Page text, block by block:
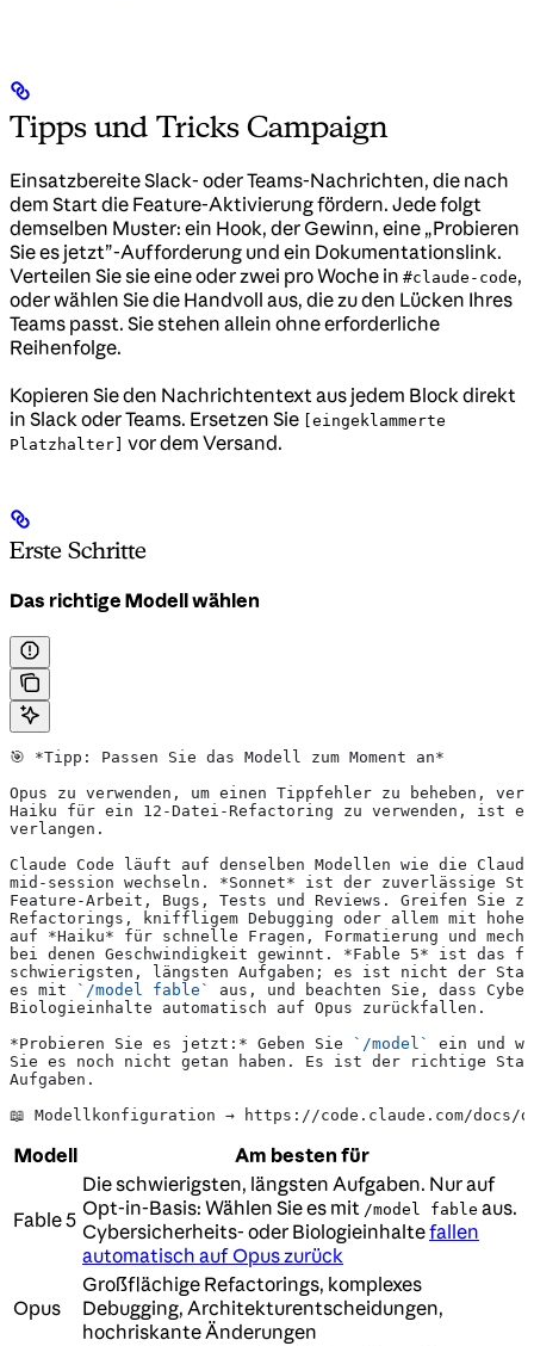
Tipps und Tricks Campaign
Einsatzbereite Slack- oder Teams-Nachrichten, die nach
dem Start die Feature-Aktivierung fördern. Jede folgt
demselben Muster: ein Hook, der Gewinn, eine „Probieren
Sie es jetzt”-Aufforderung und ein Dokumentationslink.
Verteilen Sie sie eine oder zwei pro Woche in #claude-code,
oder wählen Sie die Handvoll aus, die zu den Lücken Ihres
Teams passt. Sie stehen allein ohne erforderliche
Reihenfolge.
Kopieren Sie den Nachrichtentext aus jedem Block direkt
in Slack oder Teams. Ersetzen Sie
[eingeklammerte
Platzhalter]
vor dem Versand.
Erste Schritte
Das richtige Modell wählen
🎯 *Tipp: Passen Sie das Modell zum Moment an*
Opus zu verwenden, um einen Tippfehler zu beheben,
Haiku für ein 12-Datei-Refactoring zu verwenden, ist
verlangen.
Claude Code läuft auf denselben Modellen wie die
mid-session wechseln. *Sonnet* ist der zuverlässige
Feature-Arbeit, Bugs, Tests und Reviews. Greifen Sie
Refactorings, kniffligem Debugging oder allem mit
auf *Haiku* für schnelle Fragen, Formatierung und
bei denen Geschwindigkeit gewinnt. *Fable 5* ist das
schwierigsten, längsten Aufgaben; es ist nicht der
es mit
`/model fable`
aus, und beachten Sie, dass
Biologieinhalte automatisch auf Opus zurückfallen.
*Probieren Sie es jetzt:* Geben Sie `/model`
ein und
Sie es noch nicht getan haben. Es ist der richtige
Aufgaben.
📖 Modellkonfiguration → https://code.claude.com/docs/
Modell Am besten für
Fable 5
Die schwierigsten, längsten Aufgaben. Nur auf
Opt-in-Basis: Wählen Sie es mit /model fable aus.
Cybersicherheits- oder Biologieinhaltefallen
automatisch auf Opus zurück
Opus
Großflächige Refactorings, komplexes
Debugging, Architekturentscheidungen,
hochriskante Änderungen